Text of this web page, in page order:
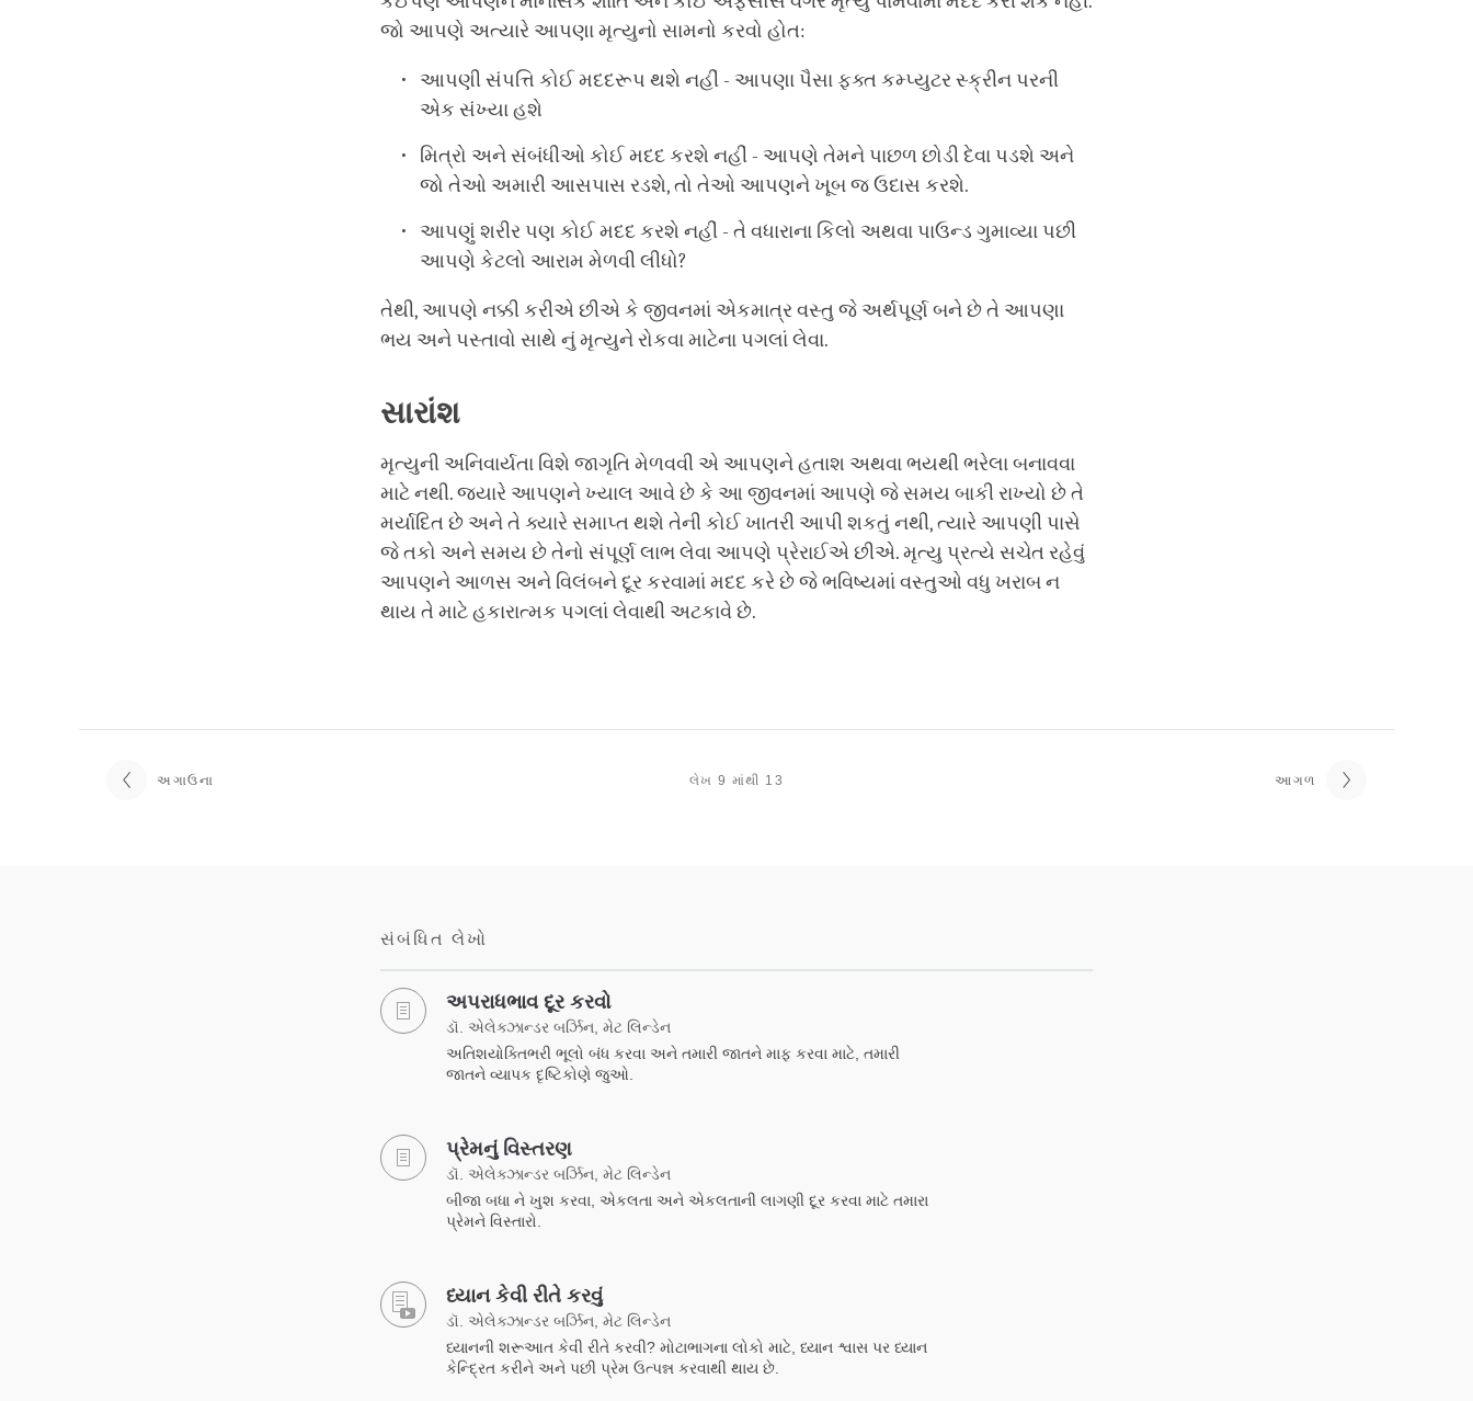
જો આપણે અત્યારે આપણા મૃત્યુનો સામનો કરવો હોત:
આપણી સંપત્તિ કોઈ મદદરૂપ થશે નહીં - આપણા પૈસા ફક્ત કમ્પ્યુટર સ્ક્રીન પરની
એક સંખ્યા હશે
મિત્રો અને સંબંધીઓ કોઈ મદદ કરશે નહીં - આપણે તેમને પાછળ છોડી દેવા પડશે અને
જો તેઓ અમારી આસપાસ રડશે, તો તેઓ આપણને ખૂબ જ ઉદાસ કરશે.
આપણું શરીર પણ કોઈ મદદ કરશે નહીં - તે વધારાના કિલો અથવા પાઉન્ડ ગુમાવ્યા પછી
આપણે કેટલો આરામ મેળવી લીધો?
તેથી, આપણે નક્કી કરીએ છીએ કે જીવનમાં એકમાત્ર વસ્તુ જે અર્થપૂર્ણ બને છે તે આપણા
ભય અને પસ્તાવો સાથે નું મૃત્યુને રોકવા માટેના પગલાં લેવા.
સારાંશ
મૃત્યુની અનિવાર્યતા વિશે જાગૃતિ મેળવવી એ આપણને હતાશ અથવા ભયથી ભરેલા બનાવવા
માટે નથી. જ્યારે આપણને ખ્યાલ આવે છે કે આ જીવનમાં આપણે જે સમય બાકી રાખ્યો છે તે
મર્યાદિત છે અને તે ક્યારે સમાપ્ત થશે તેની કોઈ ખાતરી આપી શકતું નથી, ત્યારે આપણી પાસે
જે તકો અને સમય છે તેનો સંપૂર્ણ લાભ લેવા આપણે પ્રેરાઈએ છીએ. મૃત્યુ પ્રત્યે સચેત રહેવું
આપણને આળસ અને વિલંબને દૂર કરવામાં મદદ કરે છે જે ભવિષ્યમાં વસ્તુઓ વધુ ખરાબ ન
થાય તે માટે હકારાત્મક પગલાં લેવાથી અટકાવે છે.
અગાઉના લેખ 9 માંથી 13 આગળ
સંબંધિત લેખો
અપરાધભાવ દૂર કરવો
ડૉ. એલેક્ઝાન્ડર બર્ઝિન, મેટ લિન્ડેન
અતિશયોક્તિભરી ભૂલો બંધ કરવા અને તમારી જાતને માફ કરવા માટે, તમારી
જાતને વ્યાપક દૃષ્ટિકોણે જુઓ.
પ્રેમનું વિસ્તરણ
ડૉ. એલેક્ઝાન્ડર બર્ઝિન, મેટ લિન્ડેન
બીજા બધા ને ખુશ કરવા, એકલતા અને એકલતાની લાગણી દૂર કરવા માટે તમારા
પ્રેમને વિસ્તારો.
ધ્યાન કેવી રીતે કરવું
ડૉ. એલેક્ઝાન્ડર બર્ઝિન, મેટ લિન્ડેન
ધ્યાનની શરૂઆત કેવી રીતે કરવી? મોટાભાગના લોકો માટે, ધ્યાન શ્વાસ પર ધ્યાન
કેન્દ્રિત કરીને અને પછી પ્રેમ ઉત્પન્ન કરવાથી થાય છે.